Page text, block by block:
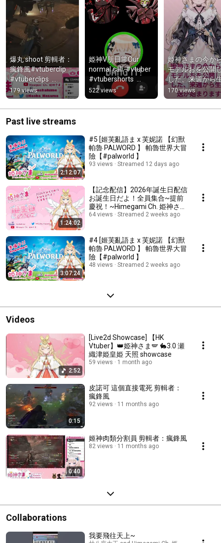
爆丸 shoot 剪輯者：
瘋鋒風#vtuberclip
#vtuberclips
#vtuber #HKvtuber
#vtuber #helldivers2
爆丸自爆
#superearth
179 views
姫神V朋日常Our
normal call  ‎⁨⁩#vtuber
#vtubershorts
@true-meaning-
unknown⁩
‎⁨@imaginedr0714⁩
522 views
姫神さまの今か
モデルおを公開
した、来週から
送が始まります
港Vtuber
#VTuber好きと
あって友を増や
グ
170 views
Past live streams
2:12:07
#5 [姬芙亂語ま x 芙妮諾 【幻獸
帕魯 PALWORD 】 帕魯世界大冒
險【#palworld 】
93 views Streamed 12 days ago
1:24:02
【記念配信】2026年誕生日配信
お誕生日だよ！全員集合~提前
慶祝！~Himegami Ch. 姫神さま
[HK Vtuber]
64 views Streamed 2 weeks ago
3:07:24
#4 [姬芙亂語ま x 芙妮諾 【幻獸
帕魯 PALWORD 】 帕魯世界大冒
險【#palworld 】
48 views Streamed 2 weeks ago
Videos
2:52
[Live2d Showcase] 【HK
Vtuber】👑姫神さま🪽 🐇3.0 瀬
織津姫皇姫 天照 showcase
59 views 1 month ago
0:15
皮諾可 這個直接電死 剪輯者：
瘋鋒風
92 views 11 months ago
0:40
姬神肉類分割員 剪輯者：瘋鋒風
82 views 11 months ago
Collaborations
我要飛往天上~